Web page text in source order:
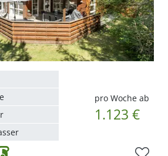
pro Woche ab
1.123 €